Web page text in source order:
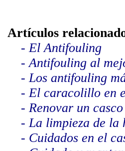
Artículos
-El Antifouling
-Antifouling al
-Los antifouling
-El caracolillo en
- Renovar un
-La limpieza de la
- Cuidados en el